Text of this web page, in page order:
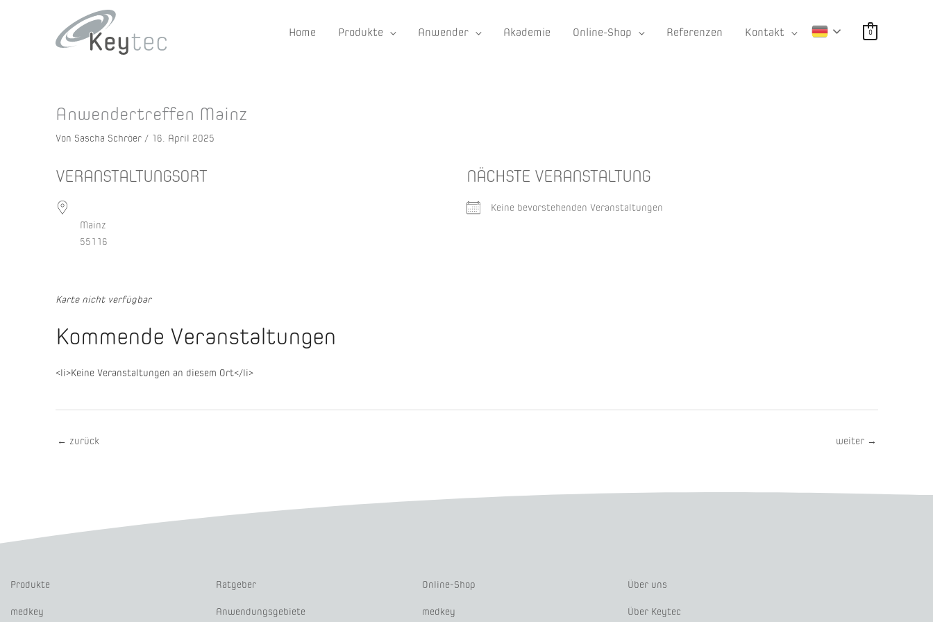
Home Produkte Anwender Akademie Online-Shop Referenzen Kontakt 0
Anwendertreffen Mainz
Von Sascha Schröer / 16. April 2025
VERANSTALTUNGSORT
Mainz
55116
NÄCHSTE VERANSTALTUNG
Keine bevorstehenden Veranstaltungen
Karte nicht verfügbar
Kommende Veranstaltungen
<li>Keine Veranstaltungen an diesem Ort</li>
← zurück weiter →
Produkte
medkey
Ratgeber
Anwendungsgebiete
Online-Shop
medkey
Über uns
Über Keytec